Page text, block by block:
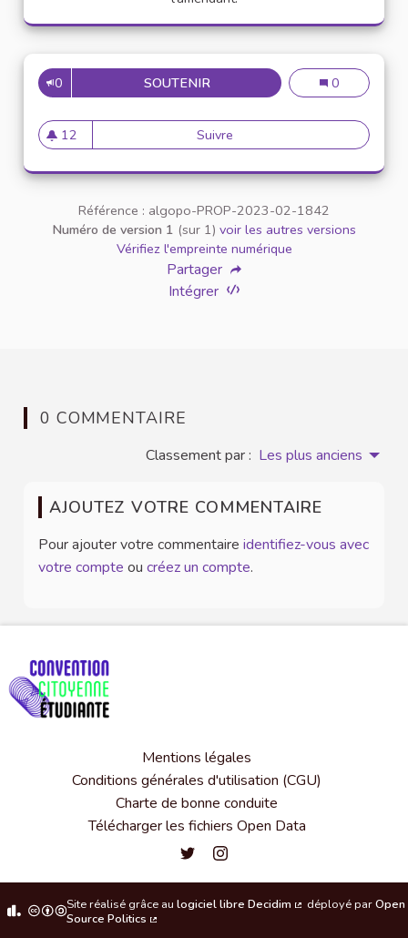
0 SOUTENIR10 10
0
12
12 abonnés
Suivre
Référence : algopo-PROP-2023-02-1842
Numéro de version 1 (sur 1) voir les autres versions
Vérifiez l'empreinte numérique
Partager
Intégrer
0 COMMENTAIRE
Classement par : Les plus anciens
AJOUTEZ VOTRE COMMENTAIRE
Pour ajouter votre commentaire identifiez-vous avec
votre compte ou créez un compte.
Mentions légales
Conditions générales d'utilisation (CGU)
Charte de bonne conduite
Télécharger les fichiers Open Data
Convention citoyenne étudiante
Convention citoyenne
Site réalisé grâce au logiciel libre Decidim
(Lien externe)
déployé parOpen
Source Politics